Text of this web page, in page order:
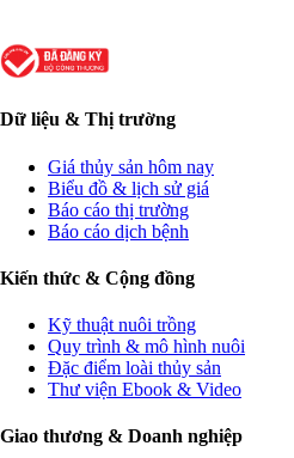
Dữ liệu & Thị trường
Giá thủy sản hôm nay
Biểu đồ & lịch sử giá
Báo cáo thị trường
Báo cáo dịch bệnh
Kiến thức & Cộng đồng
Kỹ thuật nuôi trồng
Quy trình & mô hình nuôi
Đặc điểm loài thủy sản
Thư viện Ebook & Video
Giao thương & Doanh nghiệp